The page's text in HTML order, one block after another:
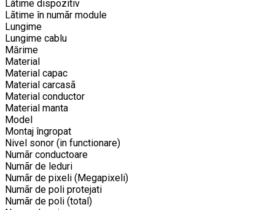
Lãtime dispozitiv
Lãtime în numãr module
Lungime
Lungime cablu
Mărime
Material
Material capac
Material carcasã
Material conductor
Material manta
Model
Montaj îngropat
Nivel sonor (in functionare)
Numãr conductoare
Numãr de leduri
Numãr de pixeli (Megapixeli)
Numãr de poli protejati
Numãr de poli (total)